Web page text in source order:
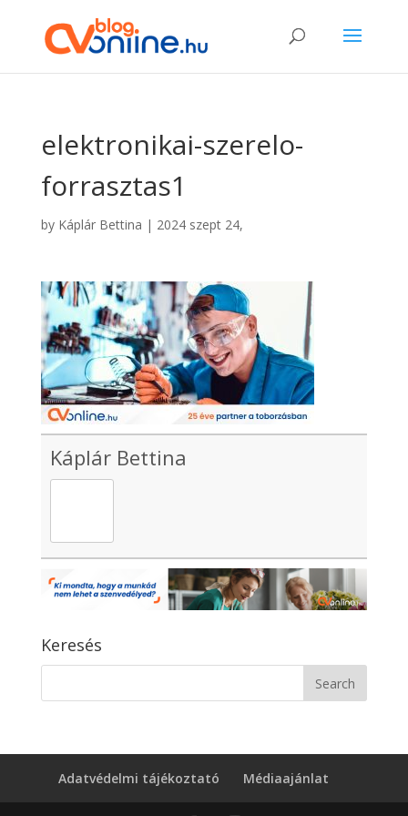
elektronikai-szerelo-
forrasztas1
by Káplár Bettina | 2024 szept 24,
Káplár Bettina
Keresés
Adatvédelmi tájékoztató Médiaajánlat